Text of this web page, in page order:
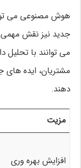
هوش مصنوعی می
جدید نیز نقش مهمی
می توانند با تحلیل
مشتریان، ایده
دهند.
مزیت
افزایش بهره وری